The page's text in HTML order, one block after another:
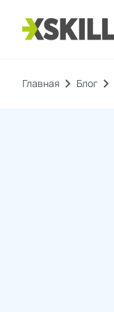
Главная chevron_right Блог chevron_right